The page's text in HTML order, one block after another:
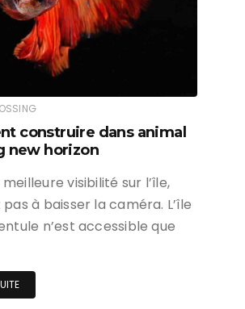
construire dans animal
new horizon
visibilité sur l’île,
pas à baisser la caméra. L’île
n’est accessible que